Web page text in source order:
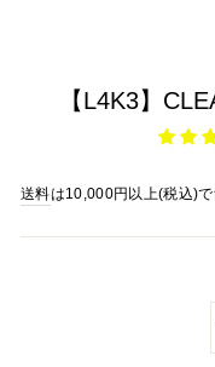
【L4K3】
送料は10,000円以上(税込)で